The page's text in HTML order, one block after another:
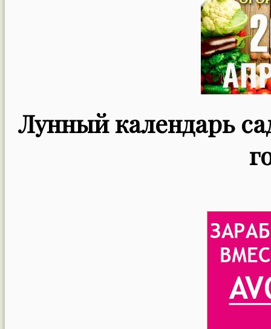
Лунный календарь